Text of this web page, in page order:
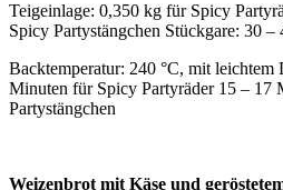
Teigeinlage: 0,350 kg für Spicy
Spicy Partystängchen Stückgare: 30
Backtemperatur: 240 °C, mit
Minuten für Spicy Partyräder 15 – 17
Partystängchen
Weizenbrot mit Käse und